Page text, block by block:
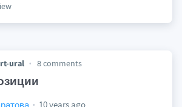
ural 8 comments
10 years ago